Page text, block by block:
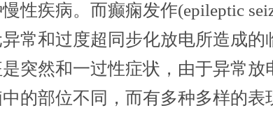
性疾病。而癫痫发作(epileptic
常和过度超同步化放电所造成的
突然和一过性症状，由于异常放
的部位不同，而有多种多样的表